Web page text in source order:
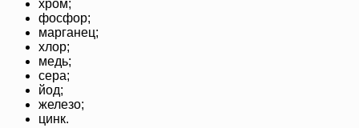
хром;
фосфор;
марганец;
хлор;
медь;
сера;
йод;
железо;
цинк.